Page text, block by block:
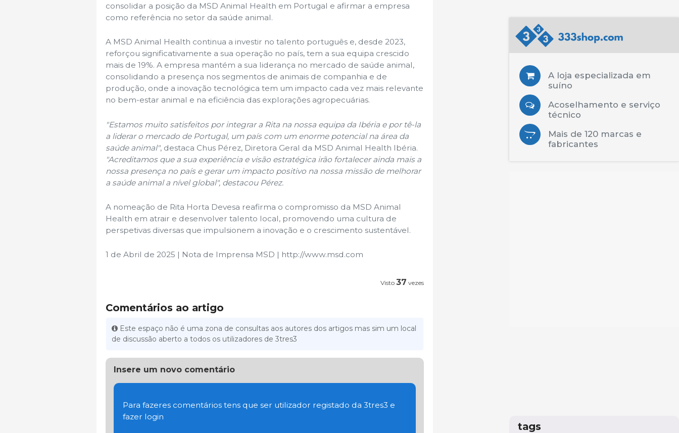
consolidar a posição da MSD Animal Health em Portugal e afirmar a empresa
como referência no setor da saúde animal.
A MSD Animal Health continua a investir no talento português e, desde 2023,
reforçou significativamente a sua operação no país, tem a sua equipa crescido
mais de 19%. A empresa mantém a sua liderança no mercado de saúde animal,
consolidando a presença nos segmentos de animais de companhia e de
produção, onde a inovação tecnológica tem um impacto cada vez mais relevante
no bem-estar animal e na eficiência das explorações agropecuárias.
"Estamos muito satisfeitos por integrar a Rita na nossa equipa da Ibéria e por tê-la
a liderar o mercado de Portugal, um país com um enorme potencial na área da
saúde animal", destaca Chus Pérez, Diretora Geral da MSD Animal Health Ibéria.
"Acreditamos que a sua experiência e visão estratégica irão fortalecer ainda mais a
nossa presença no país e gerar um impacto positivo na nossa missão de melhorar
a saúde animal a nível global", destacou Pérez.
A nomeação de Rita Horta Devesa reafirma o compromisso da MSD Animal
Health em atrair e desenvolver talento local, promovendo uma cultura de
perspetivas diversas que impulsionem a inovação e o crescimento sustentável.
1 de Abril de 2025 | Nota de Imprensa MSD | http://www.msd.com
Visto 37 vezes
Comentários ao artigo
Este espaço não é uma zona de consultas aos autores dos artigos mas sim um local
de discussão aberto a todos os utilizadores de 3tres3
Insere um novo comentário
Para fazeres comentários tens que ser utilizador registado da 3tres3 e
fazer login
A loja especializada em
suíno
Acoselhamento e serviço
técnico
Mais de 120 marcas e
fabricantes
tags